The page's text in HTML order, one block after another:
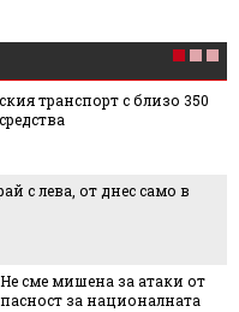
транспорт с близо 350
с лева, от днес само в
сме мишена за атаки от
за националната